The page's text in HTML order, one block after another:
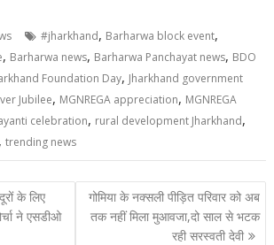
#jharkhand, Barharwa block event,
, Barharwa news, Barharwa Panchayat news, BDO
Foundation Day, Jharkhand government
Jubilee, MGNREGA appreciation, MGNREGA
celebration, rural development Jharkhand,
,trending news
के लिए
ने एसडीओ
गोमिया के नक्सली पीड़ित परिवार को अब
तक नहीं मिला मुआवजा,दो साल से भटक
रही सरस्वती देवी